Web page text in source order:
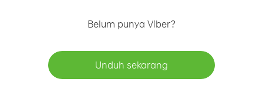
Belum punya Viber?
Unduh sekarang